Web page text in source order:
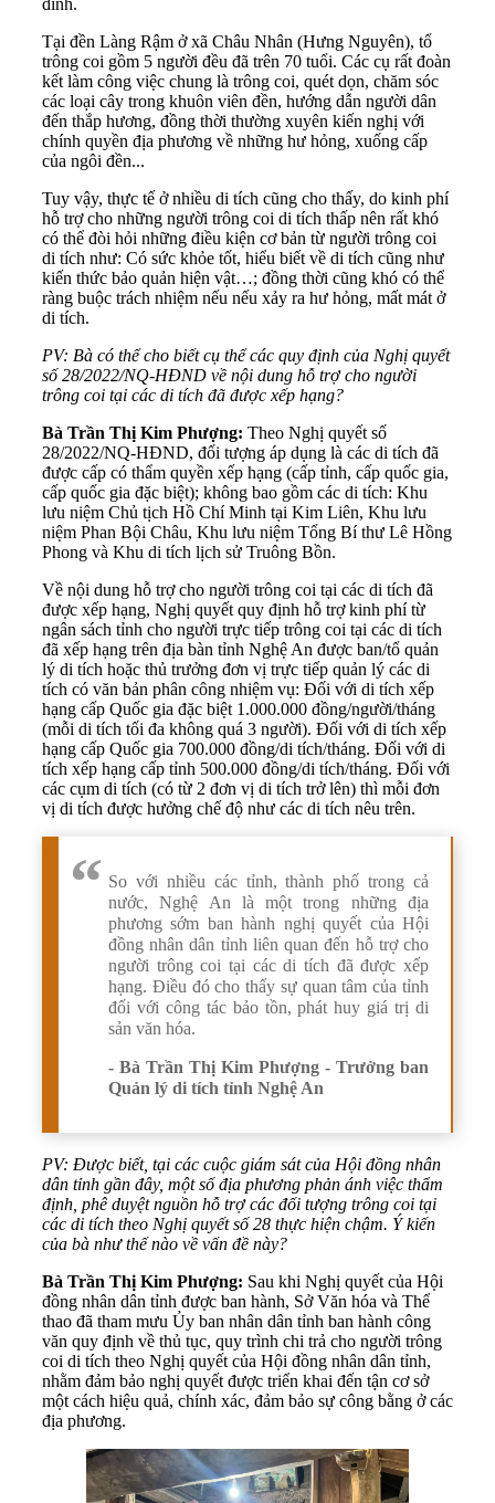
Tại đền Làng Rậm ở xã Châu Nhân (Hưng Nguyên), tổ
trông coi gồm 5 người đều đã trên 70 tuổi. Các cụ rất đoàn
kết làm công việc chung là trông coi, quét dọn, chăm sóc
các loại cây trong khuôn viên đền, hướng dẫn người dân
đến thắp hương, đồng thời thường xuyên kiến nghị với
chính quyền địa phương về những hư hỏng, xuống cấp
của ngôi đền...
Tuy vậy, thực tế ở nhiều di tích cũng cho thấy, do kinh phí
hỗ trợ cho những người trông coi di tích thấp nên rất khó
có thể đòi hỏi những điều kiện cơ bản từ người trông coi
di tích như: Có sức khỏe tốt, hiểu biết về di tích cũng như
kiến thức bảo quản hiện vật…; đồng thời cũng khó có thể
ràng buộc trách nhiệm nếu nếu xảy ra hư hỏng, mất mát ở
di tích.
PV: Bà có thể cho biết cụ thể các quy định của Nghị quyết
số 28/2022/NQ-HĐND về nội dung hỗ trợ cho người
trông coi tại các di tích đã được xếp hạng?
Bà Trần Thị Kim Phượng: Theo Nghị quyết số
28/2022/NQ-HĐND, đối tượng áp dụng là các di tích đã
được cấp có thẩm quyền xếp hạng (cấp tỉnh, cấp quốc gia,
cấp quốc gia đặc biệt); không bao gồm các di tích: Khu
lưu niệm Chủ tịch Hồ Chí Minh tại Kim Liên, Khu lưu
niệm Phan Bội Châu, Khu lưu niệm Tổng Bí thư Lê Hồng
Phong và Khu di tích lịch sử Truông Bồn.
Về nội dung hỗ trợ cho người trông coi tại các di tích đã
được xếp hạng, Nghị quyết quy định hỗ trợ kinh phí từ
ngân sách tỉnh cho người trực tiếp trông coi tại các di tích
đã xếp hạng trên địa bàn tỉnh Nghệ An được ban/tổ quản
lý di tích hoặc thủ trưởng đơn vị trực tiếp quản lý các di
tích có văn bản phân công nhiệm vụ: Đối với di tích xếp
hạng cấp Quốc gia đặc biệt 1.000.000 đồng/người/tháng
(mỗi di tích tối đa không quá 3 người). Đối với di tích xếp
hạng cấp Quốc gia 700.000 đồng/di tích/tháng. Đối với di
tích xếp hạng cấp tỉnh 500.000 đồng/di tích/tháng. Đối với
các cụm di tích (có từ 2 đơn vị di tích trở lên) thì mỗi đơn
vị di tích được hưởng chế độ như các di tích nêu trên.
So với nhiều các tỉnh, thành phố trong cả
nước, Nghệ An là một trong những địa
phương sớm ban hành nghị quyết của Hội
đồng nhân dân tỉnh liên quan đến hỗ trợ cho
người trông coi tại các di tích đã được xếp
hạng. Điều đó cho thấy sự quan tâm của tỉnh
đối với công tác bảo tồn, phát huy giá trị di
sản văn hóa.
- Bà Trần Thị Kim Phượng - Trưởng ban
Quản lý di tích tỉnh Nghệ An
PV: Được biết, tại các cuộc giám sát của Hội đồng nhân
dân tỉnh gần đây, một số địa phương phản ánh việc thẩm
định, phê duyệt nguồn hỗ trợ các đối tượng trông coi tại
các di tích theo Nghị quyết số 28 thực hiện chậm. Ý kiến
của bà như thế nào về vấn đề này?
Bà Trần Thị Kim Phượng: Sau khi Nghị quyết của Hội
đồng nhân dân tỉnh được ban hành, Sở Văn hóa và Thể
thao đã tham mưu Ủy ban nhân dân tỉnh ban hành công
văn quy định về thủ tục, quy trình chi trả cho người trông
coi di tích theo Nghị quyết của Hội đồng nhân dân tỉnh,
nhằm đảm bảo nghị quyết được triển khai đến tận cơ sở
một cách hiệu quả, chính xác, đảm bảo sự công bằng ở các
địa phương.